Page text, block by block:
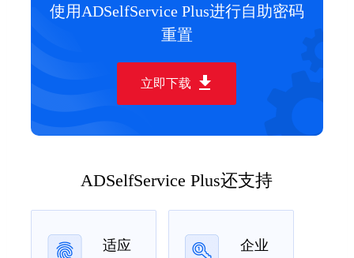
使用ADSelfService Plus进行自助密码
重置
立即下载
ADSelfService Plus还支持
适应
企业